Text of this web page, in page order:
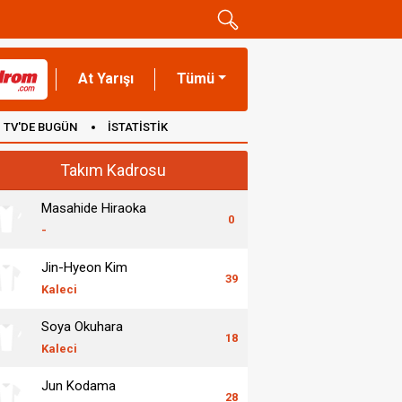
At Yarışı Tümü
TV'DE BUGÜN İSTATİSTİK
Takım Kadrosu
Masahide Hiraoka
-
0
Jin-Hyeon Kim
Kaleci
39
Soya Okuhara
Kaleci
18
Jun Kodama
28